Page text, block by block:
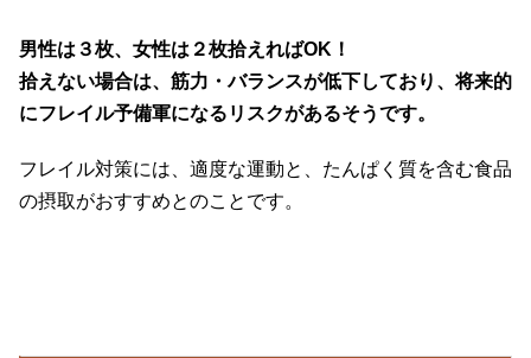
男性は３枚、女性は２枚拾えればOK！
拾えない場合は、筋力・バランスが低下しており、将来的
にフレイル予備軍になるリスクがあるそうです。
フレイル対策には、適度な運動と、たんぱく質を含む食品
の摂取がおすすめとのことです。